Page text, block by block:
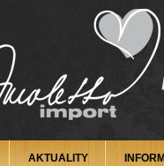
AKTUALITY